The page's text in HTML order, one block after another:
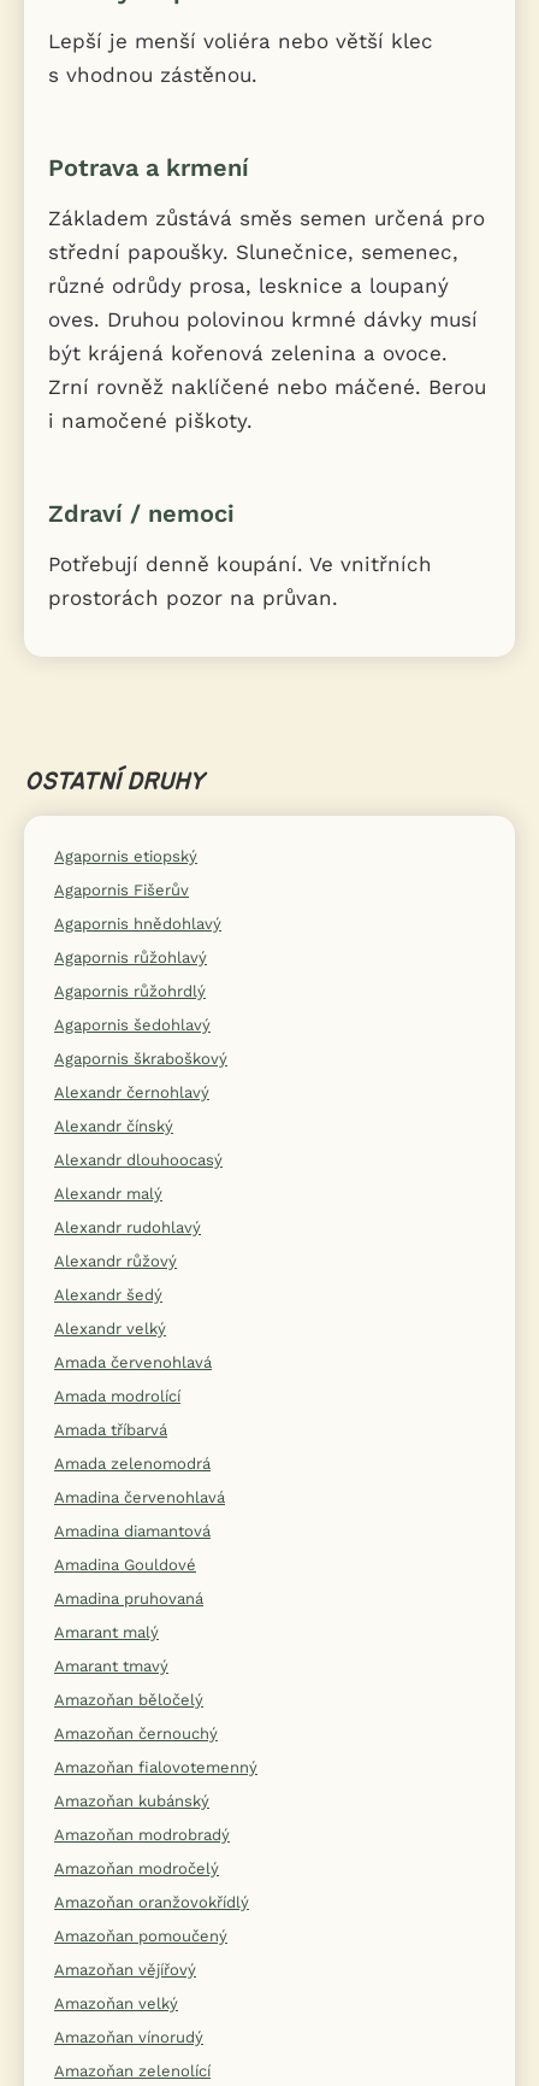
Lepší je menší voliéra nebo větší klec
s vhodnou zástěnou.
Potrava a krmení
Základem zůstává směs semen určená pro
střední papoušky. Slunečnice, semenec,
různé odrůdy prosa, lesknice a loupaný
oves. Druhou polovinou krmné dávky musí
být krájená kořenová zelenina a ovoce.
Zrní rovněž naklíčené nebo máčené. Berou
i namočené piškoty.
Zdraví / nemoci
Potřebují denně koupání. Ve vnitřních
prostorách pozor na průvan.
OSTATNÍ DRUHY
Agapornis etiopský
Agapornis Fišerův
Agapornis hnědohlavý
Agapornis růžohlavý
Agapornis růžohrdlý
Agapornis šedohlavý
Agapornis škraboškový
Alexandr černohlavý
Alexandr čínský
Alexandr dlouhoocasý
Alexandr malý
Alexandr rudohlavý
Alexandr růžový
Alexandr šedý
Alexandr velký
Amada červenohlavá
Amada modrolící
Amada tříbarvá
Amada zelenomodrá
Amadina červenohlavá
Amadina diamantová
Amadina Gouldové
Amadina pruhovaná
Amarant malý
Amarant tmavý
Amazoňan běločelý
Amazoňan černouchý
Amazoňan fialovotemenný
Amazoňan kubánský
Amazoňan modrobradý
Amazoňan modročelý
Amazoňan oranžovokřídlý
Amazoňan pomoučený
Amazoňan vějířový
Amazoňan velký
Amazoňan vínorudý
Amazoňan zelenolící